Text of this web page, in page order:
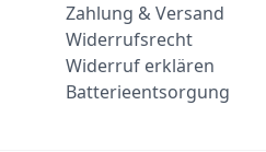
Zahlung & Versand
Widerrufsrecht
Widerruf erklären
Batterieentsorgung